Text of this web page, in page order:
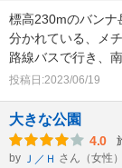
標高230mのバンナ
分かれている、メ
路線バスで行き、
投稿日:2023/06/19
大きな公園
4.0
by Ｊ／Ｈ さん（女性）